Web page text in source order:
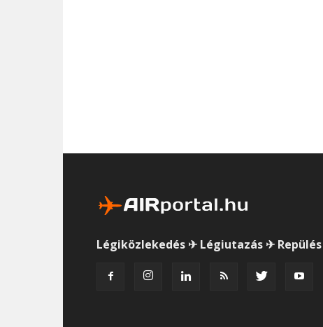
Légiközlekedés ✈ Légiutazás ✈ Repülés